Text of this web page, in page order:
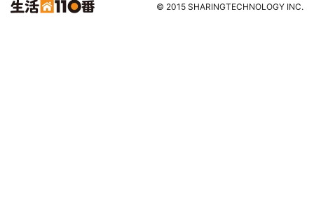
© 2015 SHARINGTECHNOLOGY INC.